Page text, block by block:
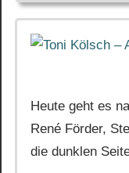
Heute geht es
René Förder,
die dunklen